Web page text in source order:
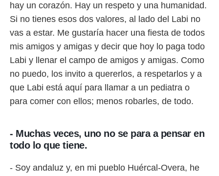
hay un corazón. Hay un respeto y una humanidad.
Si no tienes esos dos valores, al lado del Labi no
vas a estar. Me gustaría hacer una fiesta de todos
mis amigos y amigas y decir que hoy lo paga todo
Labi y llenar el campo de amigos y amigas. Como
no puedo, los invito a quererlos, a respetarlos y a
que Labi está aquí para llamar a un pediatra o
para comer con ellos; menos robarles, de todo.
- Muchas veces, uno no se para a pensar en
todo lo que tiene.
- Soy andaluz y, en mi pueblo Huércal-Overa, he